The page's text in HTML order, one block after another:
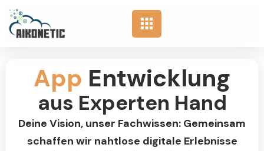
App Entwicklung
aus Experten Hand
Deine Vision, unser Fachwissen: Gemeinsam
schaffen wir nahtlose digitale Erlebnisse